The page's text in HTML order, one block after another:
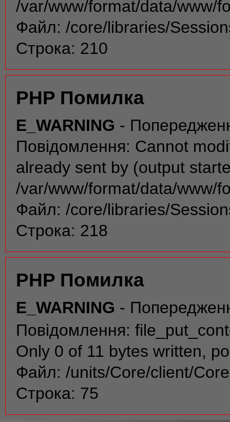
/var/www/format/data/www/
Файл: /core/libraries/
Строка: 210
PHP Помилка
E_WARNING -
Повідомлення: Cannot
already sent by (output
/var/www/format/data/www/
Файл: /core/libraries/
Строка: 218
PHP Помилка
E_WARNING -
Повідомлення:
Only 0 of 11 bytes written,
Файл: /units/Core/client/
Строка: 75